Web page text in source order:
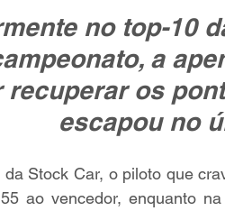
no top-10
a
recuperar os
escapou no
da Stock Car, o piloto que
ao vencedor, enquanto